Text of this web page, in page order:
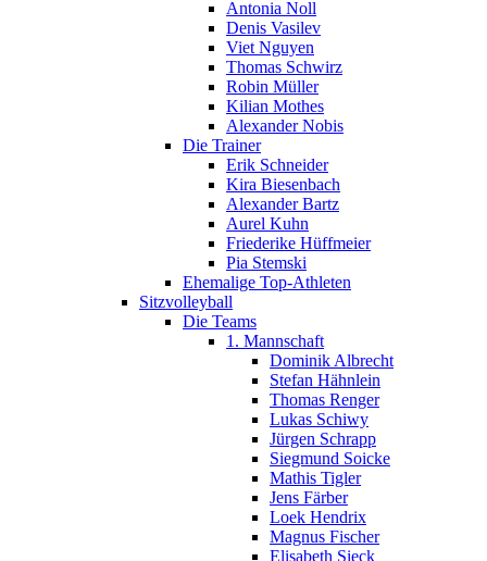
Antonia Noll
Denis Vasilev
Viet Nguyen
Thomas Schwirz
Robin Müller
Kilian Mothes
Alexander Nobis
Die Trainer
Erik Schneider
Kira Biesenbach
Alexander Bartz
Aurel Kuhn
Friederike Hüffmeier
Pia Stemski
Ehemalige Top-Athleten
Sitzvolleyball
Die Teams
1. Mannschaft
Dominik Albrecht
Stefan Hähnlein
Thomas Renger
Lukas Schiwy
Jürgen Schrapp
Siegmund Soicke
Mathis Tigler
Jens Färber
Loek Hendrix
Magnus Fischer
Elisabeth Sieck